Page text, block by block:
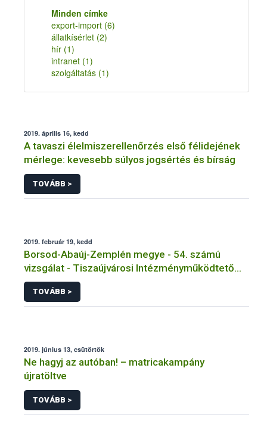
Minden címke
export-import (6)
állatkísérlet (2)
hír (1)
intranet (1)
szolgáltatás (1)
2019. április 16, kedd
A tavaszi élelmiszerellenőrzés első félidejének
mérlege: kevesebb súlyos jogsértés és bírság
TOVÁBB >
2019. február 19, kedd
Borsod-Abaúj-Zemplén megye - 54. számú
vizsgálat - Tiszaújvárosi Intézményműködtető
Központ Tiszaújvárosi Eötvös József
Gimnázium, Szakközépiskola és Kollégium
főzőkonyhája - Tiszaújváros
TOVÁBB >
2019. június 13, csütörtök
Ne hagyj az autóban! – matricakampány
újratöltve
TOVÁBB >